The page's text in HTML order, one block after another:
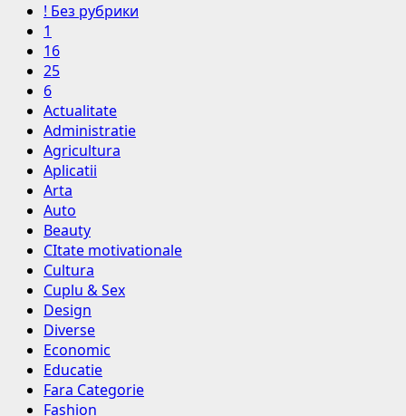
! Без рубрики
1
16
25
6
Actualitate
Administratie
Agricultura
Aplicatii
Arta
Auto
Beauty
CItate motivationale
Cultura
Cuplu & Sex
Design
Diverse
Economic
Educatie
Fara Categorie
Fashion